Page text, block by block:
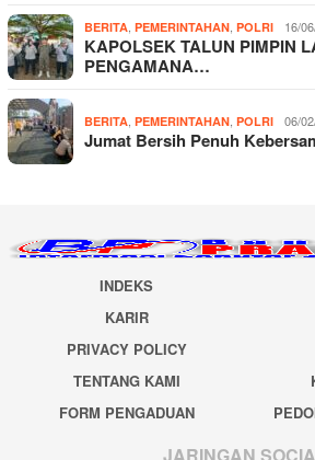
BERITA, PEMERINTAHAN, POLRI 16/
KAPOLSEK TALUN PIMPIN
PENGAMANA…
BERITA, PEMERINTAHAN, POLRI 06/
Jumat Bersih Penuh
INDEKS
KARIR
PRIVACY POLICY
TENTANG KAMI
FORM PENGADUAN